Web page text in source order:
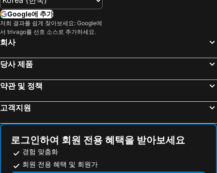
Blue Horizon Hotel
잉글리시 베이 호텔
Carmana Hotel & Suites
Sandman Signature Vancouver Airport Hotel & Resort
Holiday Inn Express Vancouver-metrotown (burnaby) By Ihg
Holiday Inn Vancouver-centre (broadway) By Ihg
Holiday Inn & Suites Vancouver Downtown By Ihg
페어몬트 퍼시픽 림
Azur Legacy Collection Hotel
EXchange Hotel Vancouver
로덴 밴쿠버
포시즌스 호텔 벤쿠버
Pacific Centre
Steam Clock
Vancouver Art Gallery
다운타운밴쿠버
Victory Square
Davie Street - Davie Village
Husky Stadium
Deer Harbor SPB Airport
Whistler Bungee
KeyArena at Seattle Center
NORTHWEST FLOWER & GARDEN SHOW
Google에 추가
저희 결과를 쉽게 찾아보세요: Google에
서 trivago를 선호 소스로 추가하세요.
회사
당사 제품
약관 및 정책
고객지원
로그인하여 회원 전용 혜택을 받아보세요
경험 맞춤화
회원 전용 혜택 및 회원가